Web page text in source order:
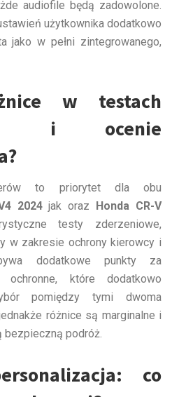
audiofile będą zadowolone.
użytkownika dodatkowo
jako w pełni zintegrowanego,
w testach
i ocenie
to priorytet dla obu
2024jak oraz Honda CR-V
testy zderzeniowe,
w zakresie ochrony kierowcy i
dodatkowe punkty za
ochronne, które dodatkowo
pomiędzy tymi dwoma
różnice są marginalne i
bezpieczną podróż.
co